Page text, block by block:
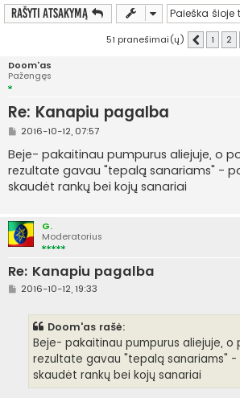
Rašyti atsakymą
51 pranešimai(ų) Ankstesnis
1 2
Doom'as
Pažengęs
Re: Kanapiu pagalba
S
a
n
d
a
r
n
ė
2016-10-12, 07:57
Beje- pakaitinau pumpurus aliejuje, o
rezultate gavau "tepalą sanariams" -
skaudėt rankų bei kojų sanariai
G.
Moderatorius
Re: Kanapiu pagalba
S2016-10-12, 19:33
Doom'as rašė:
Beje- pakaitinau pumpurus aliejuje, o
rezultate gavau "tepalą sanariams" -
skaudėt rankų bei kojų sanariai